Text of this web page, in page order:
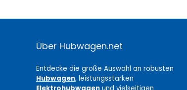
Über Hubwagen.net
Entdecke die große Auswahl an robusten
Hubwagen, leistungsstarken